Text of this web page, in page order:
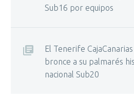
Sub16 por equipos
El Tenerife
bronce a su palmarés
nacional Sub20